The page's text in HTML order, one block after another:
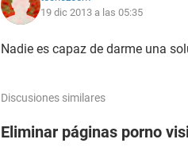
19 dic 2013 a las 05:35
Nadie es capaz de darme una
Discusiones similares
Eliminar páginas porno